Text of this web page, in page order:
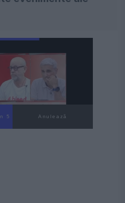
3 Anulează